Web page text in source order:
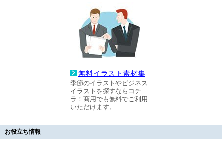
無料イラスト素材集
季節のイラストやビジネス
イラストを探すならコチ
ラ！商用でも無料でご利用
いただけます。
お役立ち情報